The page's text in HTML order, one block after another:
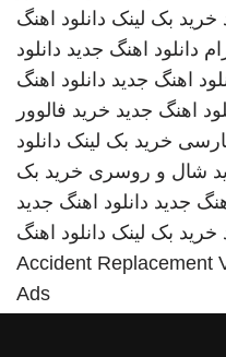
خرید بک لینک دانلود اهنگ
دانلود اهنگ جدید دانلود
اهنگ جدید دانلود اهنگ
اهنگ جدید خرید فالوور
خرید بک لینک دانلود
شال و روسری خرید بک
جدید دانلود اهنگ جدید
خرید بک لینک دانلود اهنگ
Accident Replacement
Ads